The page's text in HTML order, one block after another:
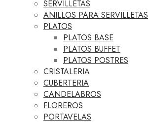
SERVILLETAS
ANILLOS PARA SERVILLETAS
PLATOS
PLATOS BASE
PLATOS BUFFET
PLATOS POSTRES
CRISTALERIA
CUBERTERIA
CANDELABROS
FLOREROS
PORTAVELAS